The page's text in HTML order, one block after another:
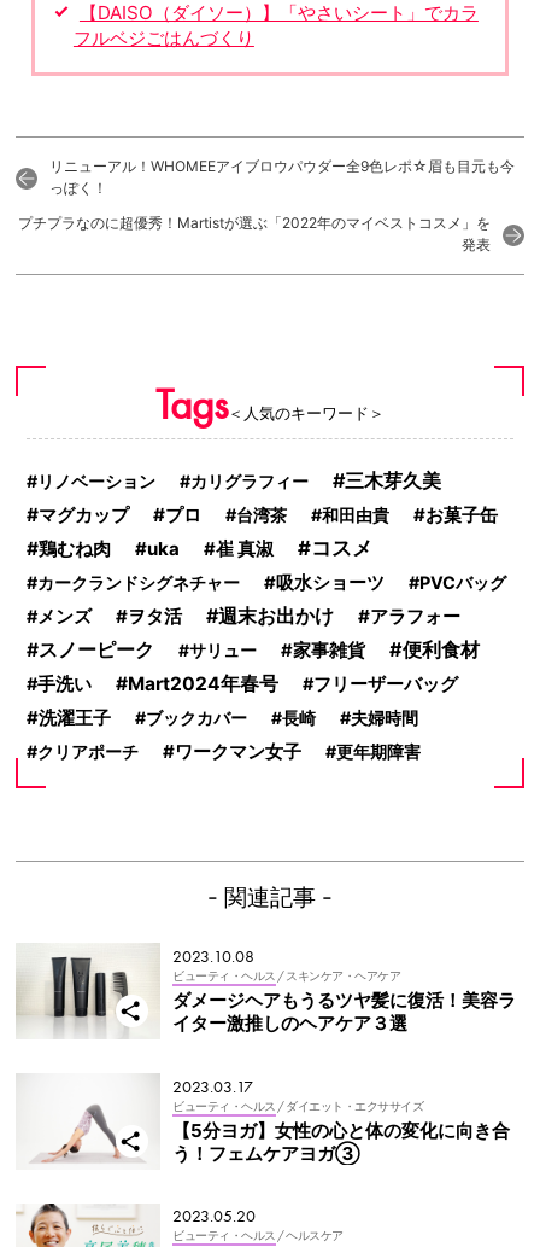
【DAISO（ダイソー）】「やさいシート」でカラ
フルベジごはんづくり
リニューアル！WHOMEEアイブロウパウダー全9色レポ☆眉も目元も今
っぽく！
プチプラなのに超優秀！Martistが選ぶ「2022年のマイベストコスメ」を
発表
Tags＜人気のキーワード＞
リノベーション カリグラフィー 三木芽久美
マグカップ プロ 台湾茶 和田由貴
お菓子缶
鶏むね肉
uka 崔 真淑 コスメ
カークランドシグネチャー 吸水ショーツ PVCバッグ
メンズ ヲタ活 週末お出かけ
アラフォー
スノーピーク
サリュー 家事雑貨 便利食材
手洗い Mart2024年春号
フリーザーバッグ
洗濯王子
ブックカバー 長崎
夫婦時間
クリアポーチ
ワークマン女子 更年期障害
- 関連記事 -
2023.10.08
ビューティ・ヘルス / スキンケア・ヘアケア
ダメージヘアもうるツヤ髪に復活！美容ラ
イター激推しのヘアケア３選
2023.03.17
ビューティ・ヘルス / ダイエット・エクササイズ
【5分ヨガ】女性の心と体の変化に向き合
う！フェムケアヨガ③
2023.05.20
ビューティ・ヘルス / ヘルスケア